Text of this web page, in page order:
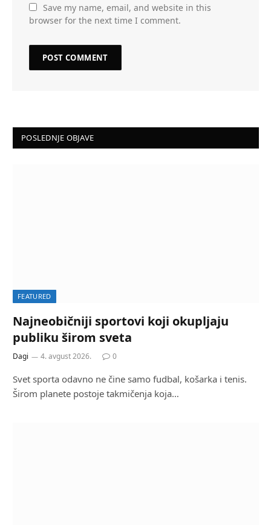
Save my name, email, and website in this
browser for the next time I comment.
POSLEDNJE OBJAVE
FEATURED
Najneobičniji sportovi koji okupljaju
publiku širom sveta
Dagi 4. avgust 2026. 0
Svet sporta odavno ne čine samo fudbal, košarka i tenis.
Širom planete postoje takmičenja koja…